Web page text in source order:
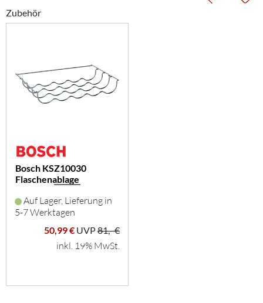
Zubehör
Bosch KSZ10030
Flaschenablage
Auf Lager, Lieferung in
5-7 Werktagen
50,99 € UVP81,- €
inkl. 19% MwSt.